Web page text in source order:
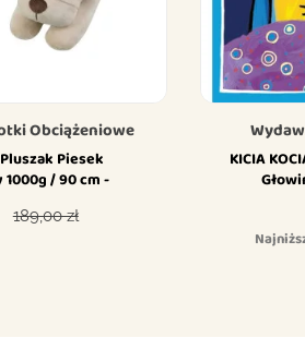
Obciążeniowe
Piesek
/ 90 cm -
Cena podstawowa
189,00 zł
KICIA